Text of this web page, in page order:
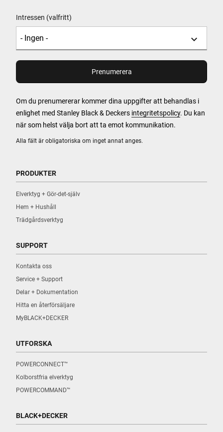
Alla fält är obligatoriska om inget annat anges.
Intressen (valfritt)
Om du prenumererar kommer dina uppgifter att behandlas i
enlighet med Stanley Black & Deckers integritetspolicy. Du kan
när som helst välja bort att ta emot kommunikation.
PRODUKTER
Elverktyg + Gör-det-själv
Hem + Hushåll
Trädgårdsverktyg
SUPPORT
Kontakta oss
Service + Support
Delar + Dokumentation
Hitta en återförsäljare
MyBLACK+DECKER
UTFORSKA
POWERCONNECT™
Kolborstfria elverktyg
POWERCOMMAND™
BLACK+DECKER